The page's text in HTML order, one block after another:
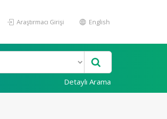
Araştırmacı Girişi English
Detaylı Arama